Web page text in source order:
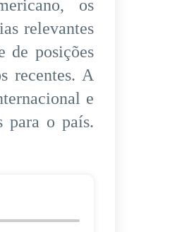
os
relevantes
de posições
recentes. A
e
para o país.